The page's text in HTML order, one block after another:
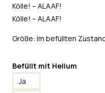
Kölle! – ALAAF!
Kölle! – ALAAF!
Größe: Im befüllten
Befüllt mit Helium
Ja